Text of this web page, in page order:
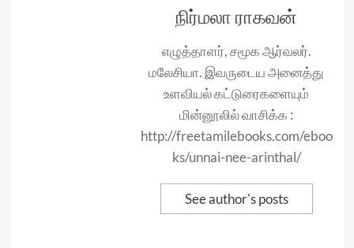
நிர்மலா ராகவன்
எழுத்தாளர், சமூக ஆர்வலர்.
மலேசியா. இவருடைய அனைத்து
உளவியல் கட்டுரைகளையும்
மின்னூலில் வாசிக்க :
http://freetamilebooks.com/eboo
ks/unnai-nee-arinthal/
See author's posts